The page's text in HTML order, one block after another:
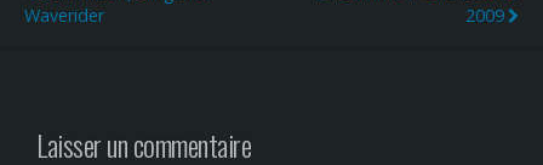
Waverider
2009
Laisser un commentaire